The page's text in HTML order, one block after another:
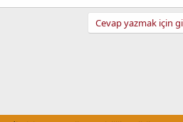
Cevap yazmak için